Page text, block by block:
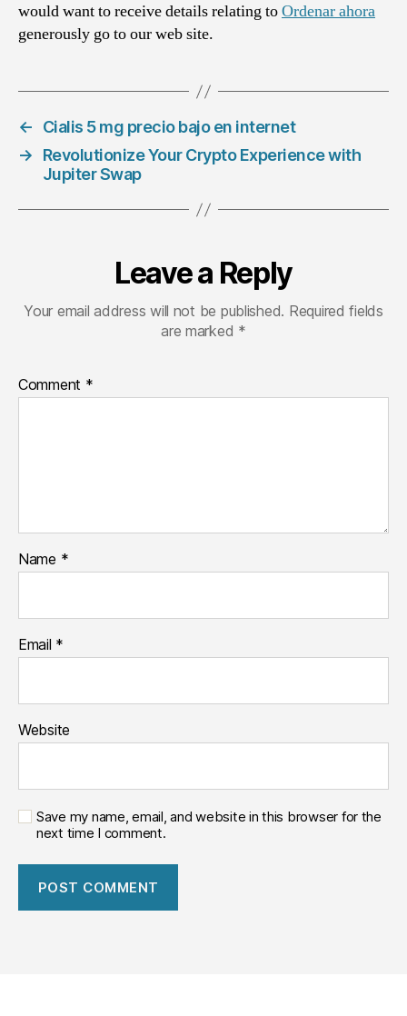
would want to receive details relating toOrdenar ahora
generously go to our web site.
←
Cialis 5 mg precio bajo en internet
→
Revolutionize Your Crypto Experience with
Jupiter Swap
Leave a Reply
Your email address will not be published. Required fields
are marked *
Comment *
Name *
Email *
Website
Save my name, email, and website in this browser for the
next time I comment.